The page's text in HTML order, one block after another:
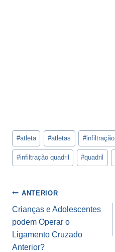
Tags
do
Post:
#atleta #atletas #infiltração
#infiltração quadril #quadril
Navegação
de
Post
ANTERIOR
Crianças e Adolescentes
podem Operar o
Ligamento Cruzado
Anterior?